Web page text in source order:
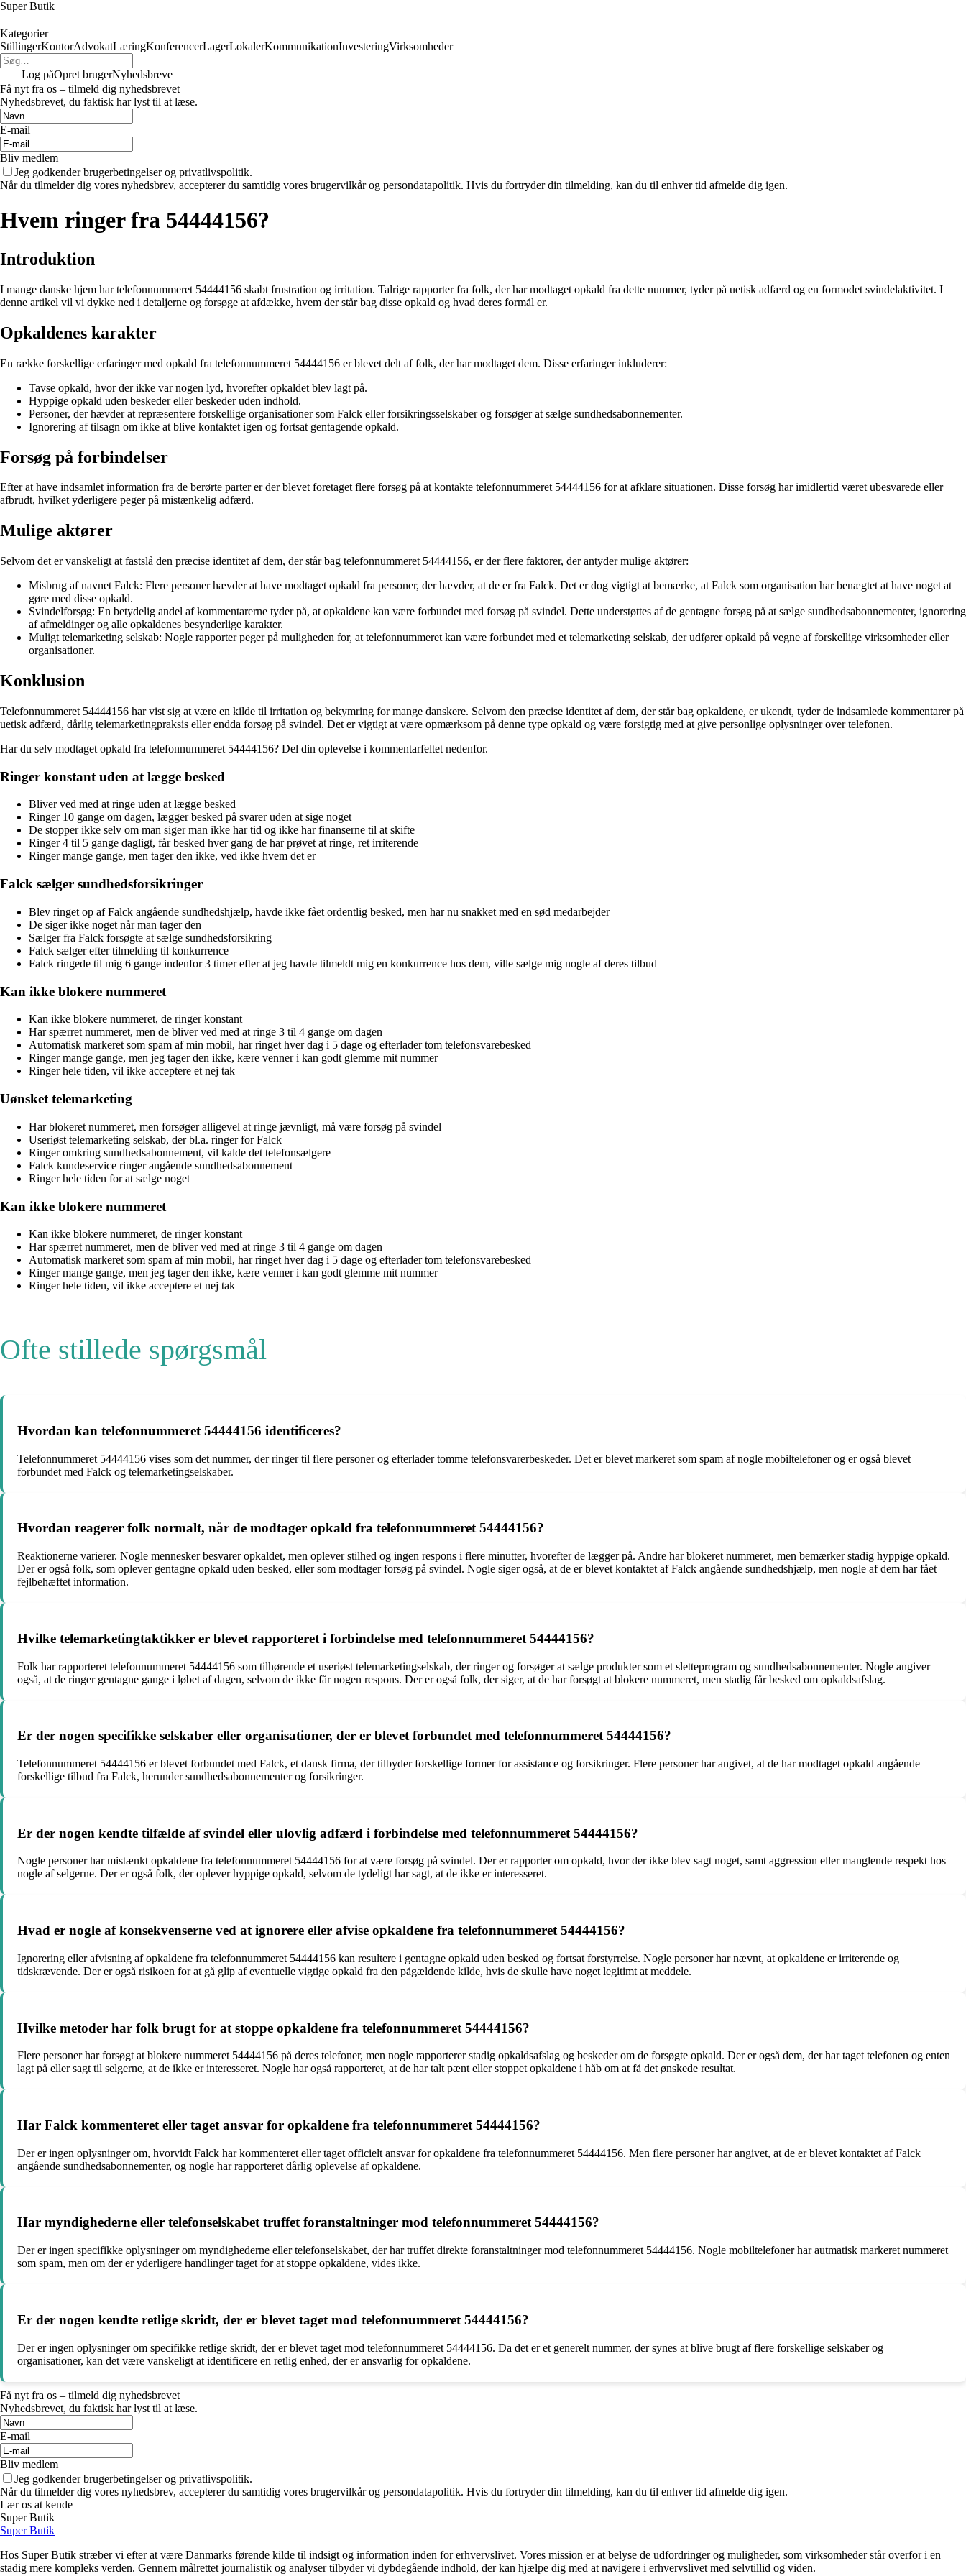
Super Butik
Kategorier
StillingerKontorAdvokatLæringKonferencerLagerLokalerKommunikationInvesteringVirksomheder
Log påOpret brugerNyhedsbreve
Få nyt fra os – tilmeld dig nyhedsbrevet
Nyhedsbrevet, du faktisk har lyst til at læse.
E-mail
Bliv medlem
Jeg godkender brugerbetingelser og privatlivspolitik.
Når du tilmelder dig vores nyhedsbrev, accepterer du samtidig vores brugervilkår og persondatapolitik. Hvis du fortryder din tilmelding, kan du til enhver tid afmelde dig igen.
Hvem ringer fra 54444156?
Introduktion
I mange danske hjem har telefonnummeret 54444156 skabt frustration og irritation. Talrige rapporter fra folk, der har modtaget opkald fra dette nummer, tyder på uetisk adfærd og en formodet svindelaktivitet. I
denne artikel vil vi dykke ned i detaljerne og forsøge at afdække, hvem der står bag disse opkald og hvad deres formål er.
Opkaldenes karakter
En række forskellige erfaringer med opkald fra telefonnummeret 54444156 er blevet delt af folk, der har modtaget dem. Disse erfaringer inkluderer:
Tavse opkald, hvor der ikke var nogen lyd, hvorefter opkaldet blev lagt på.
Hyppige opkald uden beskeder eller beskeder uden indhold.
Personer, der hævder at repræsentere forskellige organisationer som Falck eller forsikringsselskaber og forsøger at sælge sundhedsabonnementer.
Ignorering af tilsagn om ikke at blive kontaktet igen og fortsat gentagende opkald.
Forsøg på forbindelser
Efter at have indsamlet information fra de berørte parter er der blevet foretaget flere forsøg på at kontakte telefonnummeret 54444156 for at afklare situationen. Disse forsøg har imidlertid været ubesvarede eller
afbrudt, hvilket yderligere peger på mistænkelig adfærd.
Mulige aktører
Selvom det er vanskeligt at fastslå den præcise identitet af dem, der står bag telefonnummeret 54444156, er der flere faktorer, der antyder mulige aktører:
Misbrug af navnet Falck: Flere personer hævder at have modtaget opkald fra personer, der hævder, at de er fra Falck. Det er dog vigtigt at bemærke, at Falck som organisation har benægtet at have noget at
gøre med disse opkald.
Svindelforsøg: En betydelig andel af kommentarerne tyder på, at opkaldene kan være forbundet med forsøg på svindel. Dette understøttes af de gentagne forsøg på at sælge sundhedsabonnementer, ignorering
af afmeldinger og alle opkaldenes besynderlige karakter.
Muligt telemarketing selskab: Nogle rapporter peger på muligheden for, at telefonnummeret kan være forbundet med et telemarketing selskab, der udfører opkald på vegne af forskellige virksomheder eller
organisationer.
Konklusion
Telefonnummeret 54444156 har vist sig at være en kilde til irritation og bekymring for mange danskere. Selvom den præcise identitet af dem, der står bag opkaldene, er ukendt, tyder de indsamlede kommentarer på
uetisk adfærd, dårlig telemarketingpraksis eller endda forsøg på svindel. Det er vigtigt at være opmærksom på denne type opkald og være forsigtig med at give personlige oplysninger over telefonen.
Har du selv modtaget opkald fra telefonnummeret 54444156? Del din oplevelse i kommentarfeltet nedenfor.
Ringer konstant uden at lægge besked
Bliver ved med at ringe uden at lægge besked
Ringer 10 gange om dagen, lægger besked på svarer uden at sige noget
De stopper ikke selv om man siger man ikke har tid og ikke har finanserne til at skifte
Ringer 4 til 5 gange dagligt, får besked hver gang de har prøvet at ringe, ret irriterende
Ringer mange gange, men tager den ikke, ved ikke hvem det er
Falck sælger sundhedsforsikringer
Blev ringet op af Falck angående sundhedshjælp, havde ikke fået ordentlig besked, men har nu snakket med en sød medarbejder
De siger ikke noget når man tager den
Sælger fra Falck forsøgte at sælge sundhedsforsikring
Falck sælger efter tilmelding til konkurrence
Falck ringede til mig 6 gange indenfor 3 timer efter at jeg havde tilmeldt mig en konkurrence hos dem, ville sælge mig nogle af deres tilbud
Kan ikke blokere nummeret
Kan ikke blokere nummeret, de ringer konstant
Har spærret nummeret, men de bliver ved med at ringe 3 til 4 gange om dagen
Automatisk markeret som spam af min mobil, har ringet hver dag i 5 dage og efterlader tom telefonsvarebesked
Ringer mange gange, men jeg tager den ikke, kære venner i kan godt glemme mit nummer
Ringer hele tiden, vil ikke acceptere et nej tak
Uønsket telemarketing
Har blokeret nummeret, men forsøger alligevel at ringe jævnligt, må være forsøg på svindel
Useriøst telemarketing selskab, der bl.a. ringer for Falck
Ringer omkring sundhedsabonnement, vil kalde det telefonsælgere
Falck kundeservice ringer angående sundhedsabonnement
Ringer hele tiden for at sælge noget
Kan ikke blokere nummeret
Kan ikke blokere nummeret, de ringer konstant
Har spærret nummeret, men de bliver ved med at ringe 3 til 4 gange om dagen
Automatisk markeret som spam af min mobil, har ringet hver dag i 5 dage og efterlader tom telefonsvarebesked
Ringer mange gange, men jeg tager den ikke, kære venner i kan godt glemme mit nummer
Ringer hele tiden, vil ikke acceptere et nej tak
Ofte stillede spørgsmål
Hvordan kan telefonnummeret 54444156 identificeres?
Telefonnummeret 54444156 vises som det nummer, der ringer til flere personer og efterlader tomme telefonsvarerbeskeder. Det er blevet markeret som spam af nogle mobiltelefoner og er også blevet
forbundet med Falck og telemarketingselskaber.
Hvordan reagerer folk normalt, når de modtager opkald fra telefonnummeret 54444156?
Reaktionerne varierer. Nogle mennesker besvarer opkaldet, men oplever stilhed og ingen respons i flere minutter, hvorefter de lægger på. Andre har blokeret nummeret, men bemærker stadig hyppige opkald.
Der er også folk, som oplever gentagne opkald uden besked, eller som modtager forsøg på svindel. Nogle siger også, at de er blevet kontaktet af Falck angående sundhedshjælp, men nogle af dem har fået
fejlbehæftet information.
Hvilke telemarketingtaktikker er blevet rapporteret i forbindelse med telefonnummeret 54444156?
Folk har rapporteret telefonnummeret 54444156 som tilhørende et useriøst telemarketingselskab, der ringer og forsøger at sælge produkter som et sletteprogram og sundhedsabonnementer. Nogle angiver
også, at de ringer gentagne gange i løbet af dagen, selvom de ikke får nogen respons. Der er også folk, der siger, at de har forsøgt at blokere nummeret, men stadig får besked om opkaldsafslag.
Er der nogen specifikke selskaber eller organisationer, der er blevet forbundet med telefonnummeret 54444156?
Telefonnummeret 54444156 er blevet forbundet med Falck, et dansk firma, der tilbyder forskellige former for assistance og forsikringer. Flere personer har angivet, at de har modtaget opkald angående
forskellige tilbud fra Falck, herunder sundhedsabonnementer og forsikringer.
Er der nogen kendte tilfælde af svindel eller ulovlig adfærd i forbindelse med telefonnummeret 54444156?
Nogle personer har mistænkt opkaldene fra telefonnummeret 54444156 for at være forsøg på svindel. Der er rapporter om opkald, hvor der ikke blev sagt noget, samt aggression eller manglende respekt hos
nogle af selgerne. Der er også folk, der oplever hyppige opkald, selvom de tydeligt har sagt, at de ikke er interesseret.
Hvad er nogle af konsekvenserne ved at ignorere eller afvise opkaldene fra telefonnummeret 54444156?
Ignorering eller afvisning af opkaldene fra telefonnummeret 54444156 kan resultere i gentagne opkald uden besked og fortsat forstyrrelse. Nogle personer har nævnt, at opkaldene er irriterende og
tidskrævende. Der er også risikoen for at gå glip af eventuelle vigtige opkald fra den pågældende kilde, hvis de skulle have noget legitimt at meddele.
Hvilke metoder har folk brugt for at stoppe opkaldene fra telefonnummeret 54444156?
Flere personer har forsøgt at blokere nummeret 54444156 på deres telefoner, men nogle rapporterer stadig opkaldsafslag og beskeder om de forsøgte opkald. Der er også dem, der har taget telefonen og enten
lagt på eller sagt til selgerne, at de ikke er interesseret. Nogle har også rapporteret, at de har talt pænt eller stoppet opkaldene i håb om at få det ønskede resultat.
Har Falck kommenteret eller taget ansvar for opkaldene fra telefonnummeret 54444156?
Der er ingen oplysninger om, hvorvidt Falck har kommenteret eller taget officielt ansvar for opkaldene fra telefonnummeret 54444156. Men flere personer har angivet, at de er blevet kontaktet af Falck
angående sundhedsabonnementer, og nogle har rapporteret dårlig oplevelse af opkaldene.
Har myndighederne eller telefonselskabet truffet foranstaltninger mod telefonnummeret 54444156?
Der er ingen specifikke oplysninger om myndighederne eller telefonselskabet, der har truffet direkte foranstaltninger mod telefonnummeret 54444156. Nogle mobiltelefoner har autmatisk markeret nummeret
som spam, men om der er yderligere handlinger taget for at stoppe opkaldene, vides ikke.
Er der nogen kendte retlige skridt, der er blevet taget mod telefonnummeret 54444156?
Der er ingen oplysninger om specifikke retlige skridt, der er blevet taget mod telefonnummeret 54444156. Da det er et generelt nummer, der synes at blive brugt af flere forskellige selskaber og
organisationer, kan det være vanskeligt at identificere en retlig enhed, der er ansvarlig for opkaldene.
Få nyt fra os – tilmeld dig nyhedsbrevet
Nyhedsbrevet, du faktisk har lyst til at læse.
E-mail
Bliv medlem
Jeg godkender brugerbetingelser og privatlivspolitik.
Når du tilmelder dig vores nyhedsbrev, accepterer du samtidig vores brugervilkår og persondatapolitik. Hvis du fortryder din tilmelding, kan du til enhver tid afmelde dig igen.
Lær os at kende
Super Butik
Super Butik
Hos Super Butik stræber vi efter at være Danmarks førende kilde til indsigt og information inden for erhvervslivet. Vores mission er at belyse de udfordringer og muligheder, som virksomheder står overfor i en
stadig mere kompleks verden. Gennem målrettet journalistik og analyser tilbyder vi dybdegående indhold, der kan hjælpe dig med at navigere i erhvervslivet med selvtillid og viden.